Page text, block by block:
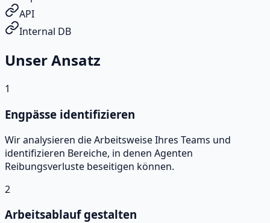
API
Internal DB
Unser Ansatz
1
Engpässe identifizieren
Wir analysieren die Arbeitsweise Ihres Teams und
identifizieren Bereiche, in denen Agenten
Reibungsverluste beseitigen können.
2
Arbeitsablauf gestalten